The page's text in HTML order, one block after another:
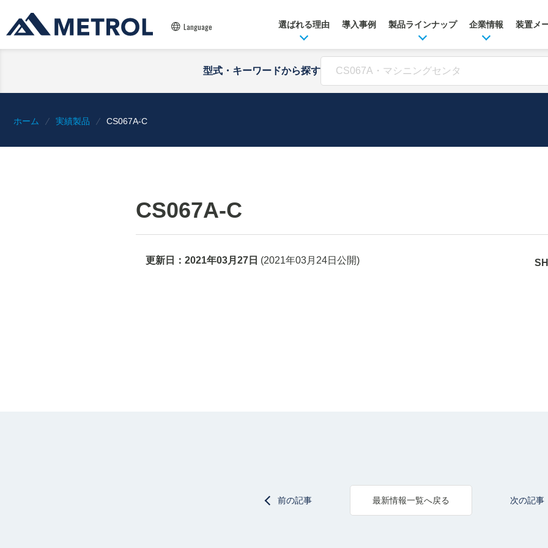
Language 選ばれる理由 導入事例 製品ラインナップ 企業情報 装置メ
型式・キーワードから探す
ホーム 実績製品 CS067A-C
CS067A-C
更新日： 2021年03月27日 (2021年03月24日 公開)
前の記事 最新情報一覧へ戻る 次の記事